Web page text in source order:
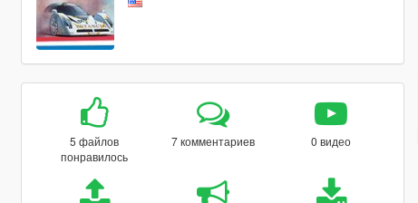
5 файлов
понравилось
7 комментариев 0 видео